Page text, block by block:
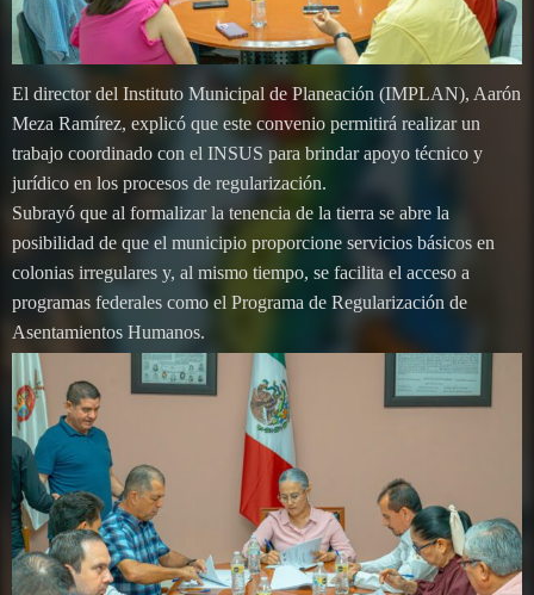
El director del Instituto Municipal de Planeación (IMPLAN), Aarón
Meza Ramírez, explicó que este convenio permitirá realizar un
trabajo coordinado con el INSUS para brindar apoyo técnico y
jurídico en los procesos de regularización.
Subrayó que al formalizar la tenencia de la tierra se abre la
posibilidad de que el municipio proporcione servicios básicos en
colonias irregulares y, al mismo tiempo, se facilita el acceso a
programas federales como el Programa de Regularización de
Asentamientos Humanos.